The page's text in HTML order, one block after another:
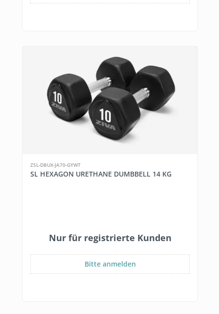
ZSL-DBUX-JA70-GYWT
SL HEXAGON URETHANE DUMBBELL 14 KG
Nur für registrierte Kunden
Bitte anmelden